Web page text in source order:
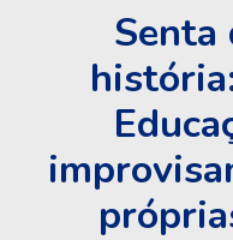
Senta